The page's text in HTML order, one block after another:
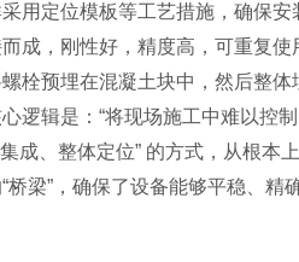
用定位模板等工艺措施，确保
成，刚性好，精度高，可重复
栓预埋在混凝土块中，然后整体
逻辑是：“将现场施工中难以控
成、整体定位” 的方式，从根
梁”，确保了设备能够平稳、精